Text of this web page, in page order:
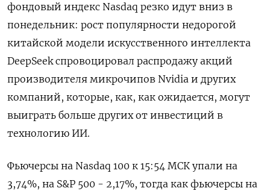
фондовый индекс Nasdaq резко идут вниз в
понедельник: рост популярности недорогой
китайской модели искусственного интеллекта
DeepSeek спровоцировал распродажу акций
производителя микрочипов Nvidia и других
компаний, которые, как, как ожидается, могут
выиграть больше других от инвестиций в
технологию ИИ.
Фьючерсы на Nasdaq 100 к 15:54 МСК упали на
3,74%, на S&P 500 - 2,17%, тогда как фьючерсы на